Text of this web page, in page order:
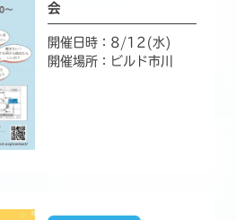
会
開催日時：8/12(水)
開催場所：ビルド市川